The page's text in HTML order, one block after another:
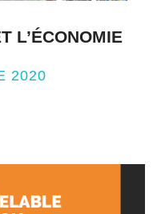
L’ÉCONOMIE
2020